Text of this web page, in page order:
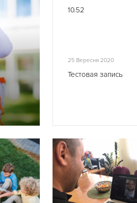
10.52
25 Вересня 2020
Тестовая запись